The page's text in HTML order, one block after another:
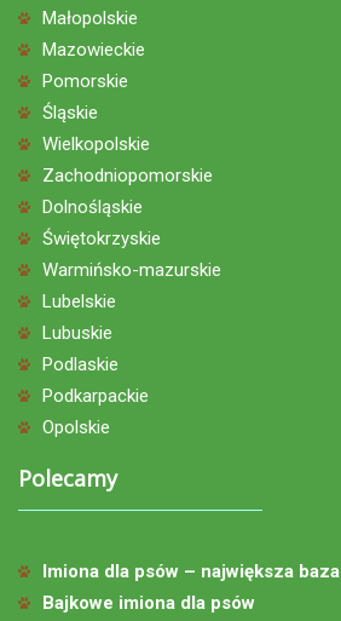
Małopolskie
Mazowieckie
Pomorskie
Śląskie
Wielkopolskie
Zachodniopomorskie
Dolnośląskie
Świętokrzyskie
Warmińsko-mazurskie
Lubelskie
Lubuskie
Podlaskie
Podkarpackie
Opolskie
Polecamy
Imiona dla psów – największa baza
Bajkowe imiona dla psów